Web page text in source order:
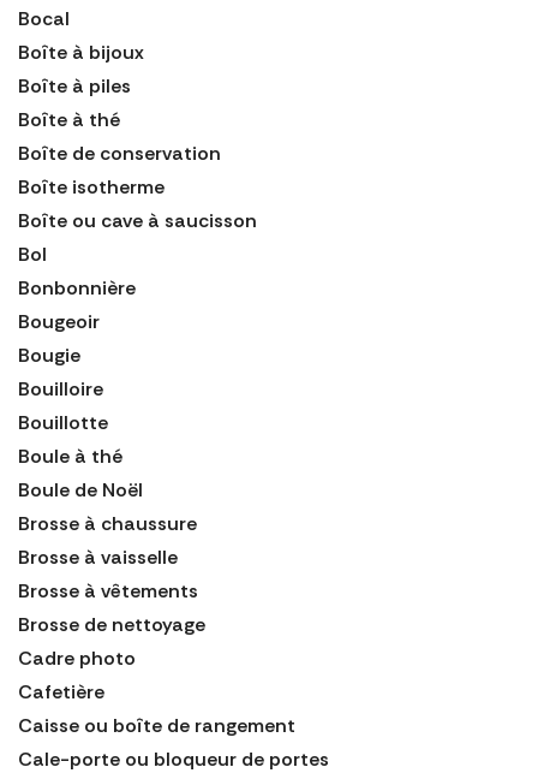
Bocal
Boîte à bijoux
Boîte à piles
Boîte à thé
Boîte de conservation
Boîte isotherme
Boîte ou cave à saucisson
Bol
Bonbonnière
Bougeoir
Bougie
Bouilloire
Bouillotte
Boule à thé
Boule de Noël
Brosse à chaussure
Brosse à vaisselle
Brosse à vêtements
Brosse de nettoyage
Cadre photo
Cafetière
Caisse ou boîte de rangement
Cale-porte ou bloqueur de portes